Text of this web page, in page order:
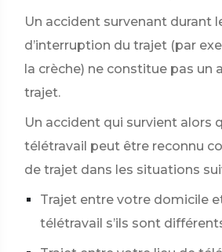
Un accident survenant durant
d’interruption du trajet (par
la crèche) ne constitue pas un
trajet.
Un accident qui survient alors
télétravail peut être reconnu
de trajet dans les situations
Trajet entre votre domicile
télétravail s’ils sont